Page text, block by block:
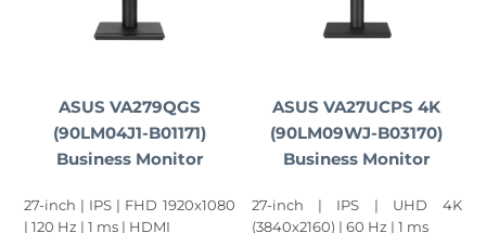
ASUS VA279QGS
(90LM04J1-B01171)
Business Monitor
27-inch | IPS | FHD 1920x1080
| 120 Hz | 1 ms | HDMI
ASUS VA27UCPS 4K
(90LM09WJ-B03170)
Business Monitor
27-inch | IPS | UHD 4K
(3840x2160) | 60 Hz | 1 ms